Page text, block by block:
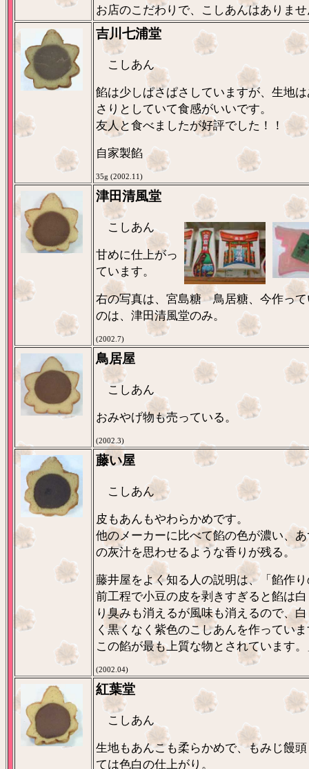
お店のこだわりで、こしあんはありま
吉川七浦堂
こしあん
餡は少しぱさぱさしていますが、生地
さりとしていて食感がいいです。
友人と食べましたが好評でした！！
自家製餡
35g (2002.11)
津田清風堂
こしあん
甘めに仕上がっ
ています。
右の写真は、宮島糖 鳥居糖、今作って
のは、津田清風堂のみ。
(2002.7)
鳥居屋
こしあん
おみやげ物も売っている。
(2002.3)
藤い屋
こしあん
皮もあんもやわらかめです。
他のメーカーに比べて餡の色が濃い、
の灰汁を思わせるような香りが残る。
藤井屋をよく知る人の説明は、「餡作
前工程で小豆の皮を剥きすぎると餡は
り臭みも消えるが風味も消えるので、
く黒くなく紫色のこしあんを作ってい
この餡が最も上質な物とされています
(2002.04)
紅葉堂
こしあん
生地もあんこも柔らかめで、もみじ饅
ては色白の仕上がり。